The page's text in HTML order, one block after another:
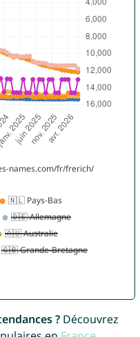
?Découvrez